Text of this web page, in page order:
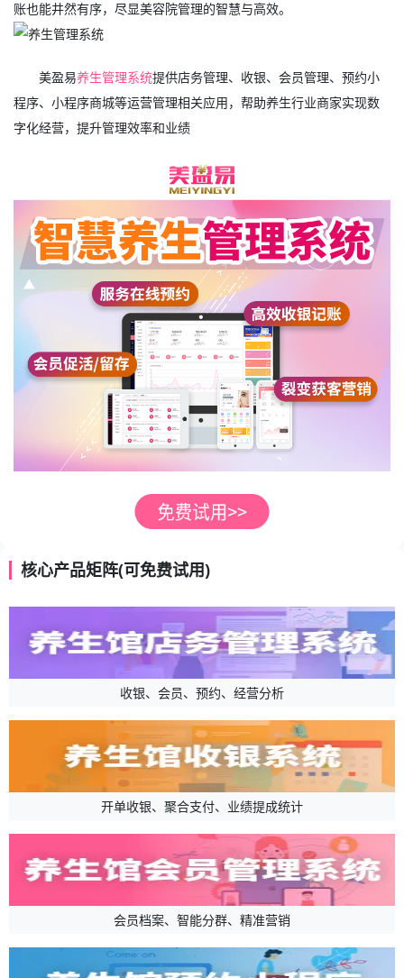
账也能井然有序，尽显美容院管理的智慧与高效。
美盈易养生管理系统提供店务管理、收银、会员管理、预约小
程序、小程序商城等运营管理相关应用，帮助养生行业商家实现数
字化经营，提升管理效率和业绩
核心产品矩阵(可免费试用)
收银、会员、预约、经营分析
开单收银、聚合支付、业绩提成统计
会员档案、智能分群、精准营销